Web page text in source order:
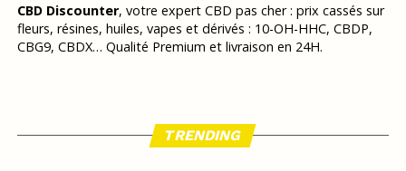
CBD Discounter, votre expert CBD pas cher : prix cassés sur
fleurs, résines, huiles, vapes et dérivés : 10-OH-HHC, CBDP,
CBG9, CBDX… Qualité Premium et livraison en 24H.
TRENDING